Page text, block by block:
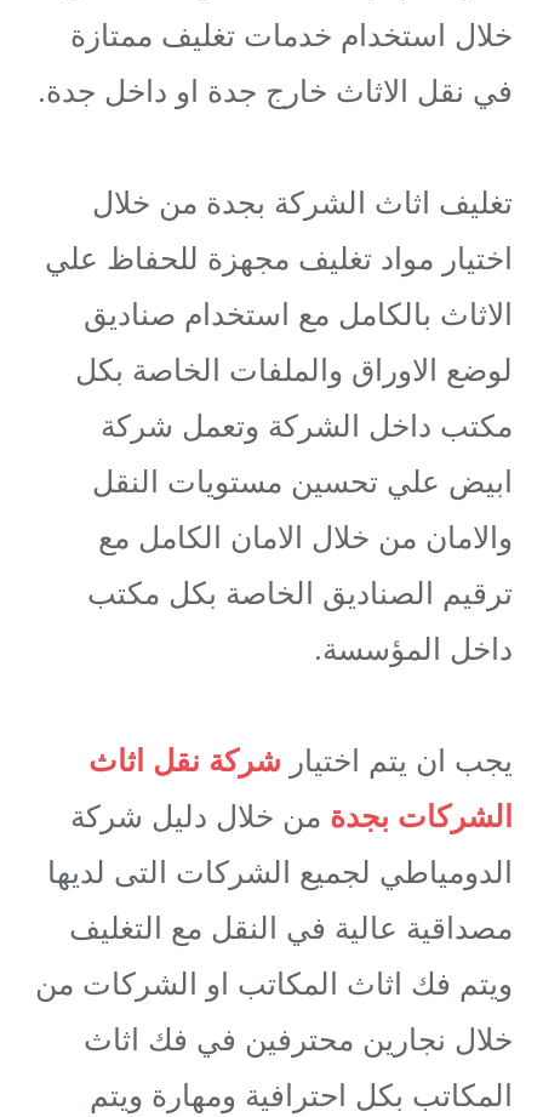
خلال استخدام خدمات تغليف ممتازة
في نقل الاثاث خارج جدة او داخل جدة.
تغليف اثاث الشركة بجدة من خلال
اختيار مواد تغليف مجهزة للحفاظ علي
الاثاث بالكامل مع استخدام صناديق
لوضع الاوراق والملفات الخاصة بكل
مكتب داخل الشركة وتعمل شركة
ابيض علي تحسين مستويات النقل
والامان من خلال الامان الكامل مع
ترقيم الصناديق الخاصة بكل مكتب
داخل المؤسسة.
يجب ان يتم اختيار شركة نقل اثاث
الشركات بجدة من خلال دليل شركة
الدومياطي لجميع الشركات التى لديها
مصداقية عالية في النقل مع التغليف
ويتم فك اثاث المكاتب او الشركات من
خلال نجارين محترفين في فك اثاث
المكاتب بكل احترافية ومهارة ويتم